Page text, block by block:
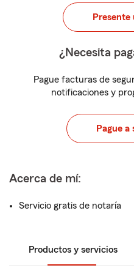
Presente
¿Necesita
Pague facturas de
notificaciones y
Pague a
Acerca de mí:
Servicio gratis de notaría
Productos y servicios